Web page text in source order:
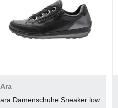
Ara
ara Damenschuhe Sneaker low